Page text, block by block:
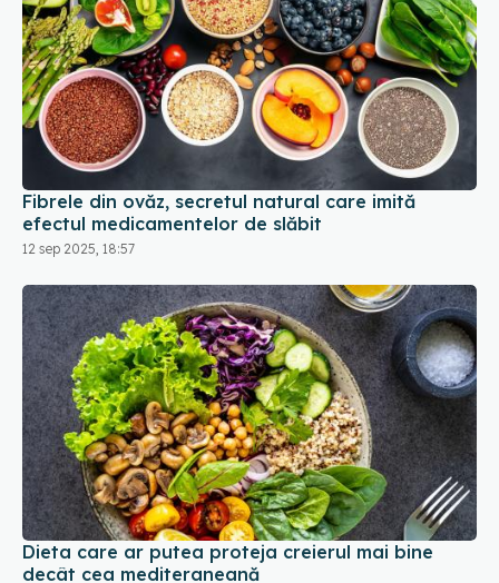
Fibrele din ovăz, secretul natural care imită
efectul medicamentelor de slăbit
12 sep 2025, 18:57
Dieta care ar putea proteja creierul mai bine
decât cea mediteraneană
27 iun 2026, 16:04